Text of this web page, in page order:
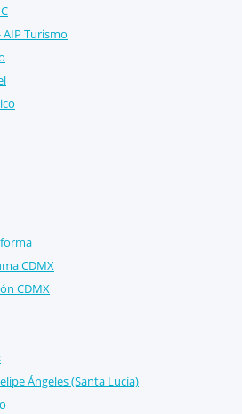
Turismo
CDMX
CDMX
Ángeles (Santa Lucía)